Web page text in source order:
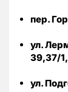
пер.
ул.
39,37/
ул.